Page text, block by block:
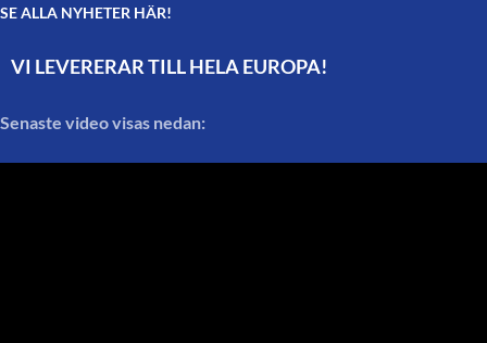
SE ALLA NYHETER HÄR!
VI LEVERERAR TILL HELA EUROPA!
Senaste video visas nedan: